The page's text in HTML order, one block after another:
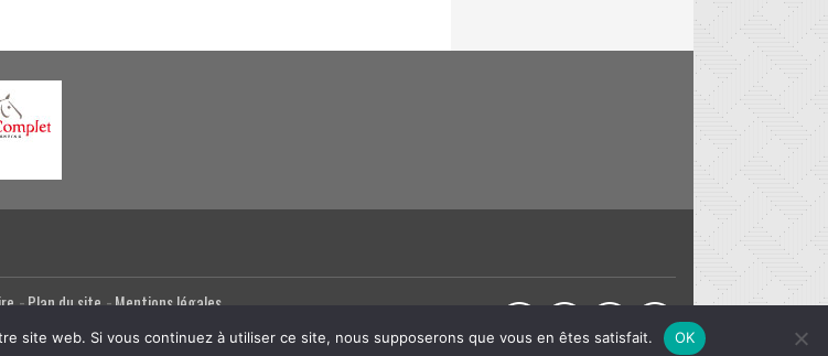
Plan du site Mentions légales
site web. Si vous continuez à utiliser ce site, nous supposerons que vous en êtes satisfait. OK